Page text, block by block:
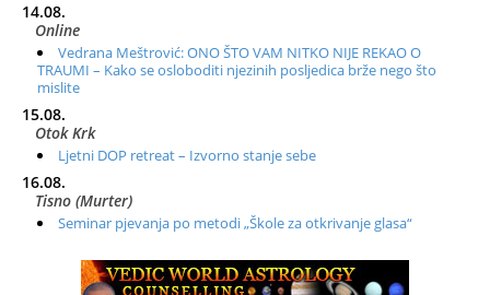
14.08.
Online
Vedrana Meštrović: ONO ŠTO VAM NITKO NIJE REKAO O
TRAUMI – Kako se osloboditi njezinih posljedica brže nego što
mislite
15.08.
Otok Krk
Ljetni DOP retreat – Izvorno stanje sebe
16.08.
Tisno (Murter)
Seminar pjevanja po metodi „Škole za otkrivanje glasa“
Radionica: Pomagači iz drugih dimenzija Online – otvoreno za